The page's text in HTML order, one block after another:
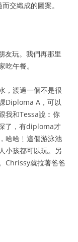
交織成的圖案。
友玩。我們再那里
午餐。
，渡過一個不是很
Diploma A，可以
我和Tessa說︰你
了，有diploma才
哈哈﹗這個游泳池
小孩都可以玩。另
Chrissy就拉著爸爸